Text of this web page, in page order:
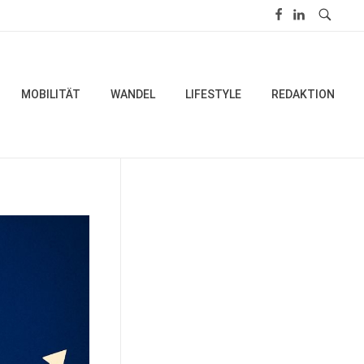
MOBILITÄT WANDEL LIFESTYLE REDAKTION